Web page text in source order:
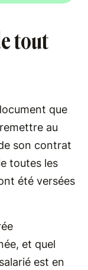
tout
que
au
son contrat
toutes les
été versées
et quel
est en